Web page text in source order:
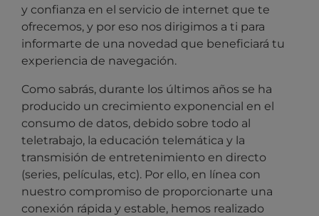
y confianza en el servicio de internet que te
ofrecemos, y por eso nos dirigimos a ti para
informarte de una novedad que beneficiará tu
experiencia de navegación.
Como sabrás, durante los últimos años se ha
producido un crecimiento exponencial en el
consumo de datos, debido sobre todo al
teletrabajo, la educación telemática y la
transmisión de entretenimiento en directo
(series, películas, etc). Por ello, en línea con
nuestro compromiso de proporcionarte una
conexión rápida y estable, hemos realizado